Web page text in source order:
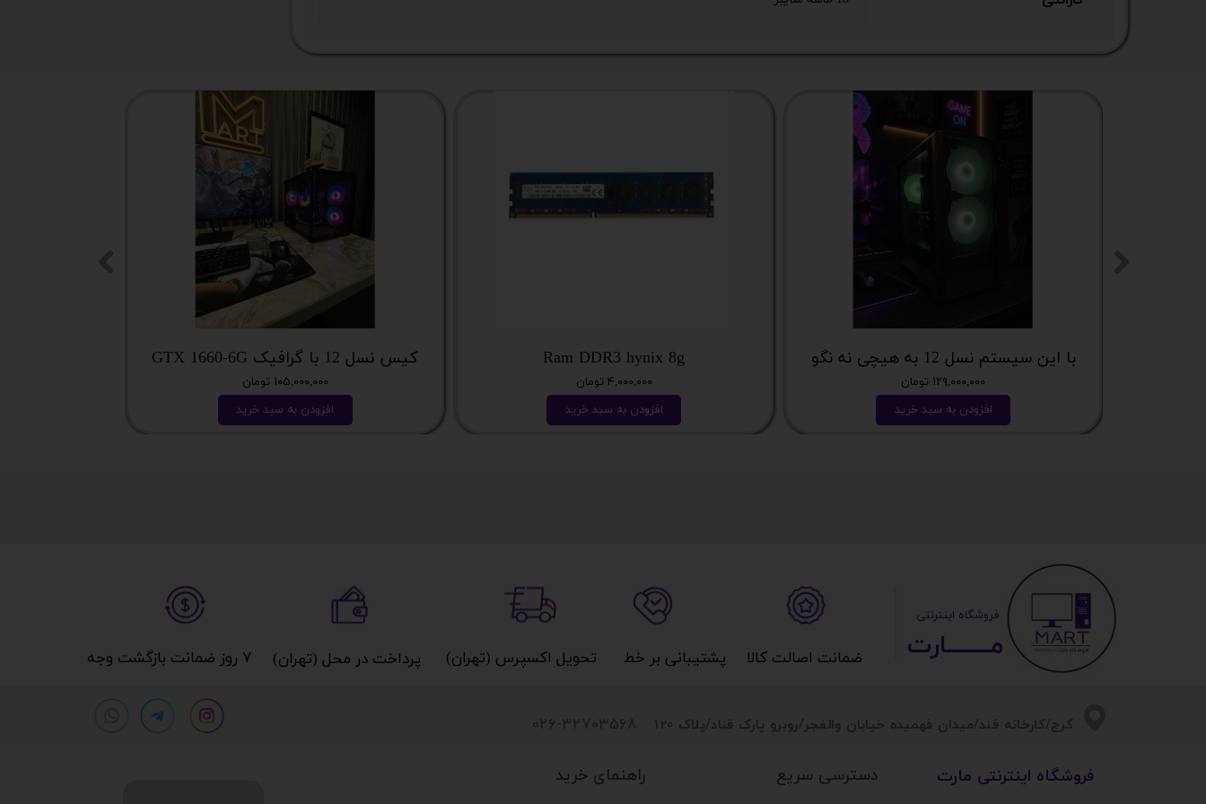
کیس نسل 12 با گرافیک GTX 1660-6G
۱۰۵,۰۰۰,۰۰۰ تومان
افزودن به سبد خرید
Ram DDR3 hynix 8g
۴,۰۰۰,۰۰۰ تومان
افزودن به سبد خرید
با این سیستم نسل 12 به هیچی نه نگو
۱۲۹,۰۰۰,۰۰۰ تومان
افزودن به سبد خرید
​​کرج/کارخانه قند/میدان فهمیده خیابان والفجر/روبرو پارک قناد/پلاک 120
دسترسی سریع راهنمای خرید ​فروشگاه اینترنتی مارت
026-32703568
مــــــــارت​​​​​​
​ ​فروشگاه اینترنتی
۷ روز ضمانت بازگشت وجه​​​​​​​ پرداخت در محل (تهران)​​​​​​​ تحویل اکسپرس (تهران)​​​​​​​ پشتیبانی بر خط​​​​​​​ ضمانت اصالت کالا​​​​​​​